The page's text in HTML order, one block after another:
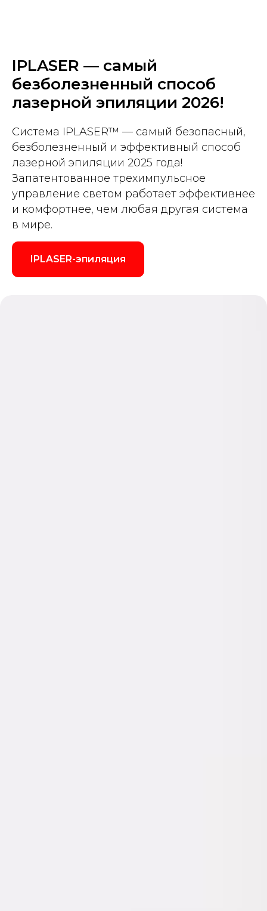
IPLASER — самый
безболезненный способ
лазерной эпиляции 2026!
Система IPLASER™ — самый безопасный,
безболезненный и эффективный способ
лазерной эпиляции 2025 года!
Запатентованное трехимпульсное
управление светом работает эффективнее
и комфортнее, чем любая другая система
в мире.
IPLASER-эпиляция